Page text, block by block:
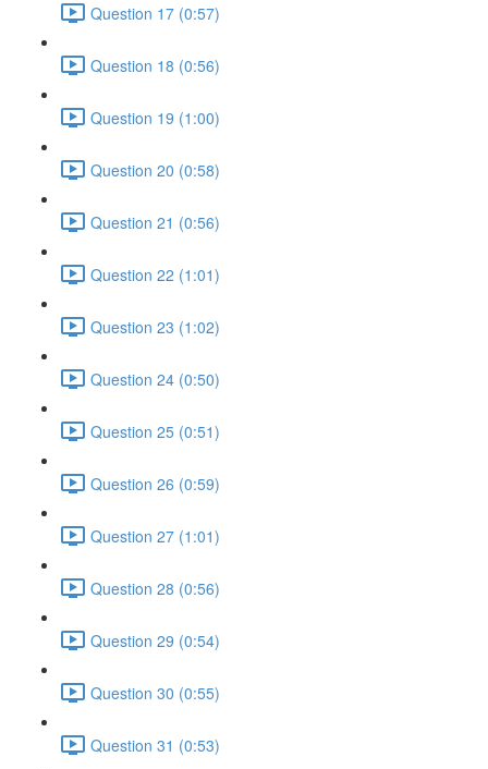
Question 17 (0:57)
Question 18 (0:56)
Question 19 (1:00)
Question 20 (0:58)
Question 21 (0:56)
Question 22 (1:01)
Question 23 (1:02)
Question 24 (0:50)
Question 25 (0:51)
Question 26 (0:59)
Question 27 (1:01)
Question 28 (0:56)
Question 29 (0:54)
Question 30 (0:55)
Question 31 (0:53)